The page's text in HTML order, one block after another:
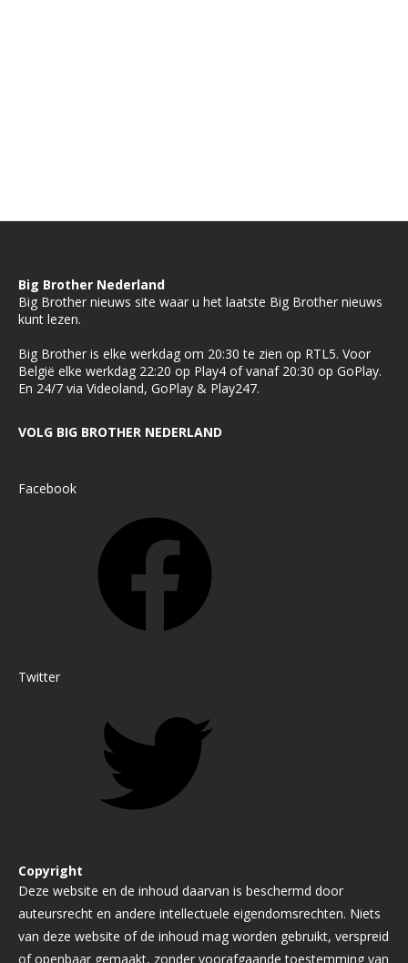
Big Brother Nederland
Big Brother nieuws site waar u het laatste Big Brother nieuws
kunt lezen.
Big Brother is elke werkdag om 20:30 te zien op RTL5. Voor
België elke werkdag 22:20 op Play4 of vanaf 20:30 op GoPlay.
En 24/7 via Videoland, GoPlay & Play247.
VOLG BIG BROTHER NEDERLAND
Facebook
Twitter
Copyright
Deze website en de inhoud daarvan is beschermd door
auteursrecht en andere intellectuele eigendomsrechten. Niets
van deze website of de inhoud mag worden gebruikt, verspreid
of openbaar gemaakt, zonder voorafgaande toestemming van